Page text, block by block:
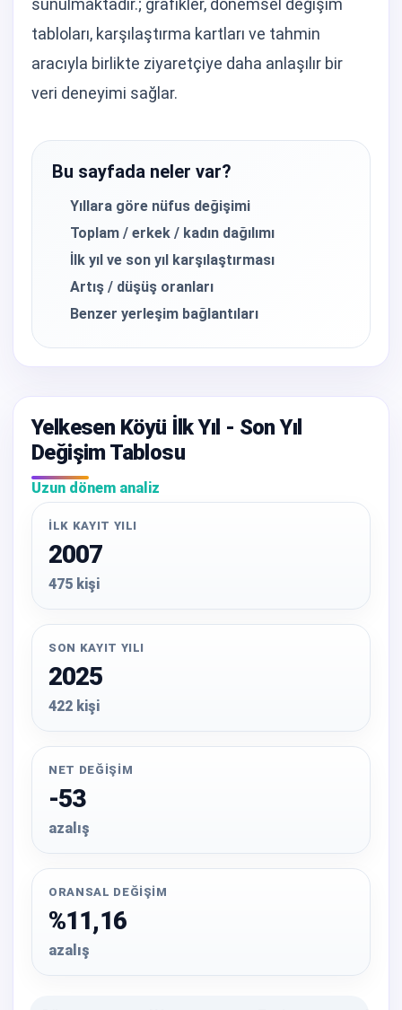
sunulmaktadır.; grafikler, dönemsel değişim
tabloları, karşılaştırma kartları ve tahmin
aracıyla birlikte ziyaretçiye daha anlaşılır bir
veri deneyimi sağlar.
Bu sayfada neler var?
Yıllara göre nüfus değişimi
Toplam / erkek / kadın dağılımı
İlk yıl ve son yıl karşılaştırması
Artış / düşüş oranları
Benzer yerleşim bağlantıları
Yelkesen Köyü İlk Yıl - Son Yıl
Değişim Tablosu
Uzun dönem analiz
İLK KAYIT YILI
2007
475 kişi
SON KAYIT YILI
2025
422 kişi
NET DEĞIŞIM
-53
azalış
ORANSAL DEĞIŞIM
%11,16
azalış